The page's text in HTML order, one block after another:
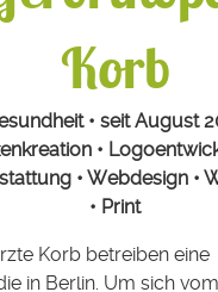
Korb
• seit August
•
• Webdesign •
• Print
Korb betreiben eine
in Berlin. Um sich